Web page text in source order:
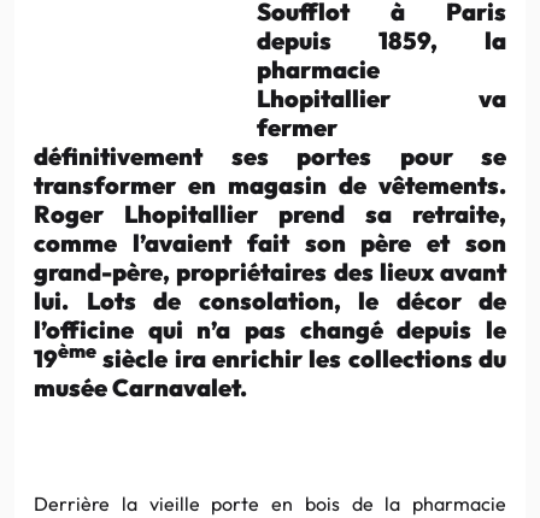
Soufflot à Paris
depuis 1859, la
pharmacie
Lhopitallier va
fermer
définitivement ses portes pour se
transformer en magasin de vêtements.
Roger Lhopitallier prend sa retraite,
comme l’avaient fait son père et son
grand-père, propriétaires des lieux avant
lui. Lots de consolation, le décor de
l’officine qui n’a pas changé depuis le
19ème siècle ira enrichir les collections du
musée Carnavalet.
Derrière la vieille porte en bois de la pharmacie